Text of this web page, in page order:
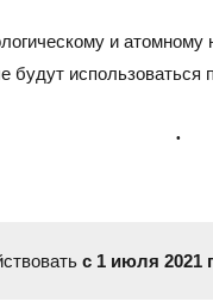
САРАТОВ
и
будут использоваться
с 1 июля 2021